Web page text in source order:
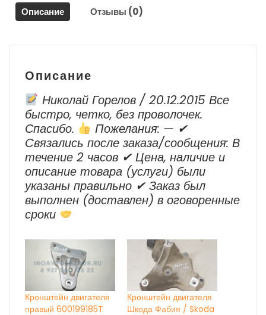
Описание Отзывы (0)
Описание
Николай Горелов / 20.12.2015 Все
быстро, четко, без проволочек.
Спасибо.
Пожелания: — ✔
Cвязались после заказа/сообщения: В
течение 2 часов ✔ Цена, наличие и
описание товара (услуги) были
указаны правильно ✔ Заказ был
выполнен (доставлен) в оговоренные
сроки
Кронштейн двигателя
правый 600199185T
Кронштейн двигателя
Шкода Фабия / Skoda